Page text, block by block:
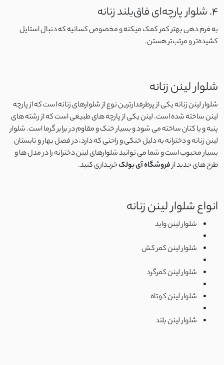
اسپندکس
نایلون
بابوس
اسلپ
کرپ نخ
جودون
کرپ
4. شلوار پارچه‌ای فاق‌بلند زنانه
به فرم‌ دهی بهتر کمر کمک میکنه و مخصوص کسانیه که دنبال استایل
کشیده‌تر و مرتب‌تر هستن.
شلوار لینن زنانه
شلوار لینن زنانه یکی از پرطرفدارترین نوع از شلوارهای زنانه است که از پارچه
لینن ساخته شده است. لینن یکی از پارچه های طبیعی است که از رشته های
پنبه و یا کتان ساخته می شود و بسیار خنک و مقاوم در برابر گرما است. شلوار
لینن زنانه و دخترانه به دلیل خنکی و راحتی که دارد، در فصل بهار و تابستان
بسیار محبوب است و شما می توانید شلوارهای لینن دخترانه را در مدل ها و
طرح های جدید ازفروشگاه آی بولکخریداری کنید.
انواع شلوار لینن زنانه
شلوار لینن واید
شلوار لینن کمر کش
شلوار لینن کمرگرد
شلوار لینن کوتاه
شلوار لینن بلند